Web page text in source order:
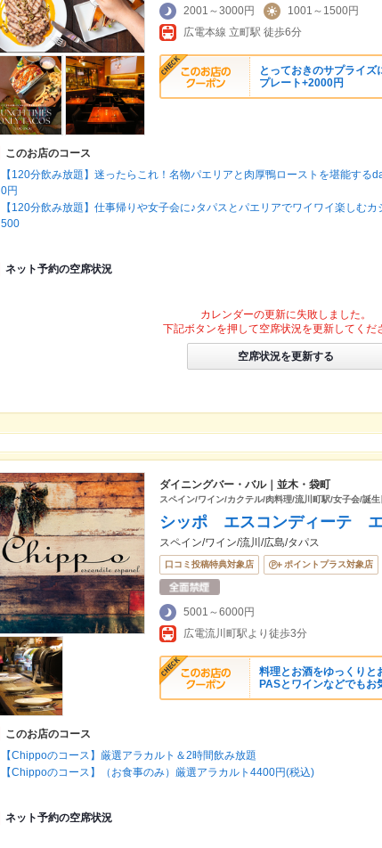
2001～3000円
1001～1500円
広電本線 立町駅 徒歩6分
とっておきのサプライズ
プレート+2000円
このお店のコース
【120分飲み放題】迷ったらこれ！名物パエリアと肉厚鴨ローストを堪能する
0円
【120分飲み放題】仕事帰りや女子会に♪タパスとパエリアでワイワイ楽しむ
500
ネット予約の空席状況
カレンダーの更新に失敗しました。
下記ボタンを押して空席状況を更新してくだ
空席状況を更新する
ダイニングバー・バル｜並木・袋町
スペイン/ワイン/カクテル/肉料理/流川町駅/女子会/誕
シッポ エスコンディーテ
スペイン/ワイン/流川/広島/タパス
口コミ投稿特典対象店 ポイントプラス対象店
5001～6000円
広電流川町駅より徒歩3分
料理とお酒をゆっくりと
PASとワインなどでもお
このお店のコース
【Chippoのコース】厳選アラカルト＆2時間飲み放題
【Chippoのコース】（お食事のみ）厳選アラカルト4400円(税込)
ネット予約の空席状況